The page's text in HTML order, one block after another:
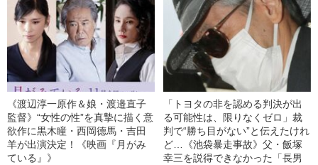
《渡辺淳一原作＆娘・渡邉直子
監督》“女性の性”を真摯に描く意
欲作に黒木瞳・西岡德馬・吉田
羊が出演決定！《映画『月がみ
ている』》
「トヨタの非を認める判決が出
る可能性は、限りなくゼロ」裁
判で“勝ち目がない”と伝えたけれ
ど…《池袋暴走事故》父・飯塚
幸三を説得できなかった「長男